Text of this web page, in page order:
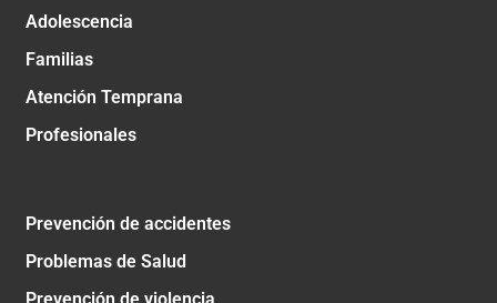
Adolescencia
Familias
Atención Temprana
Profesionales
Prevención de accidentes
Problemas de Salud